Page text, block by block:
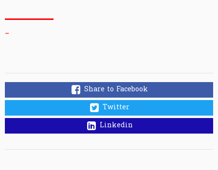
_
Share to Facebook
Twitter
Linkedin